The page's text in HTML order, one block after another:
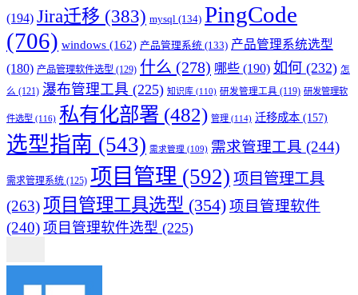
(194) Jira迁移 (383) mysql (134) PingCode
(706) windows (162) 产品管理系统 (133) 产品管理系统选型
(180) 产品管理软件选型 (129) 什么 (278) 哪些 (190) 如何 (232) 怎
么 (121) 瀑布管理工具 (225) 知识库 (110) 研发管理工具 (119) 研发管理软
件选型 (116) 私有化部署 (482) 管理 (114) 迁移成本 (157)
选型指南 (543) 需求管理 (109) 需求管理工具 (244)
需求管理系统 (125) 项目管理 (592) 项目管理工具
(263)项目管理工具选型 (354) 项目管理软件
(240) 项目管理软件选型 (225)